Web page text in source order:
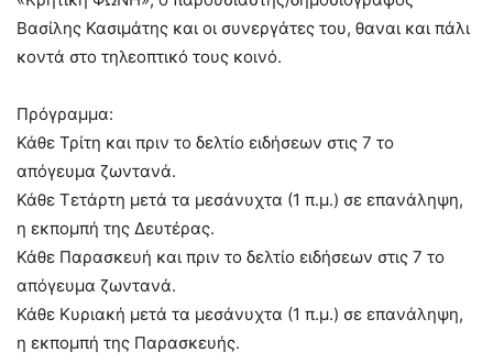
Βασίλης Κασιμάτης και οι συνεργάτες του, θαναι και πάλι
κοντά στο τηλεοπτικό τους κοινό.
Πρόγραμμα:
Κάθε Τρίτη και πριν το δελτίο ειδήσεων στις 7 το
απόγευμα ζωντανά.
Κάθε Τετάρτη μετά τα μεσάνυχτα (1 π.μ.) σε επανάληψη,
η εκπομπή της Δευτέρας.
Κάθε Παρασκευή και πριν το δελτίο ειδήσεων στις 7 το
απόγευμα ζωντανά.
Κάθε Κυριακή μετά τα μεσάνυχτα (1 π.μ.) σε επανάληψη,
η εκπομπή της Παρασκευής.